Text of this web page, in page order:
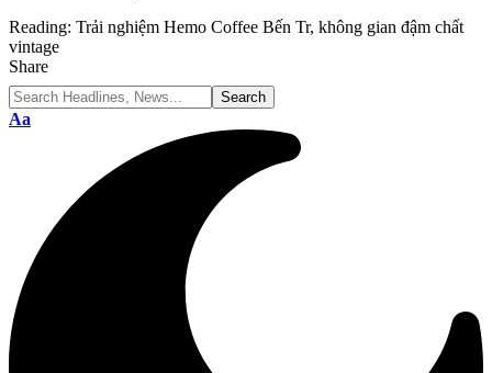
Reading: Trải nghiệm Hemo Coffee Bến Tr, không gian đậm chất
vintage
Share
Font
Aa